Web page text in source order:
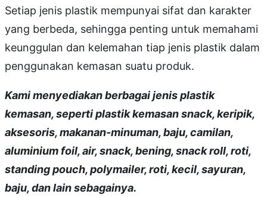
Setiap jenis plastik mempunyai sifat dan karakter
yang berbeda, sehingga penting untuk memahami
keunggulan dan kelemahan tiap jenis plastik dalam
penggunakan kemasan suatu produk.
Kami menyediakan berbagai jenis plastik
kemasan, seperti plastik kemasan snack, keripik,
aksesoris, makanan-minuman, baju, camilan,
aluminium foil, air, snack, bening, snack roll, roti,
standing pouch, polymailer, roti, kecil, sayuran,
baju, dan lain sebagainya.